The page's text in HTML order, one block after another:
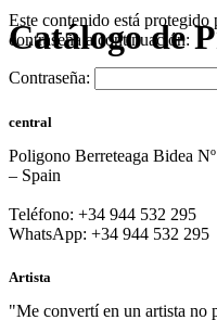
Catálogo de
Este contenido está
contraseña a continuación:
Contraseña:
central
Poligono Berreteaga Bidea
– Spain
Teléfono: +34 944 532 295
WhatsApp: +34 944 532 295
Artista
"Me convertí en un artista no